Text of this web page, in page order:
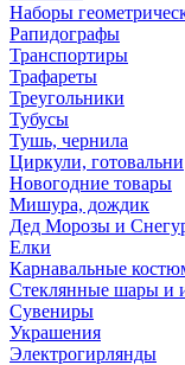
Наборы
Рапидографы
Транспортиры
Трафареты
Треугольники
Тубусы
Тушь, чернила
Циркули, готовальни
Новогодние товары
Мишура, дождик
Дед Морозы и
Елки
Карнавальные
Стеклянные шары и
Сувениры
Украшения
Электрогирлянды